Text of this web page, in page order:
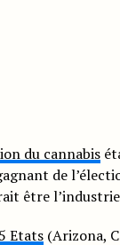
du cannabis
de
être
Etats(Arizona,